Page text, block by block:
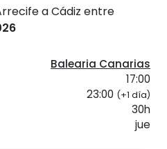
a Cádiz entre
Balearia Canarias
17:00
23:00 (+1 día)
30h
jue